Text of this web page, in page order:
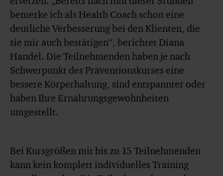
bemerke ich als Health Coach schon eine
deutliche Verbesserung bei den Klienten, die
sie mir auch bestätigen“, berichtet Diana
Handel. Die Teilnehmenden haben je nach
Schwerpunkt des Präventionskurses eine
bessere Körperhaltung, sind entspannter oder
haben Ihre Ernährungsgewohnheiten
umgestellt.
Bei Kursgrößen mit bis zu 15 Teilnehmenden
kann kein komplett individuelles Training